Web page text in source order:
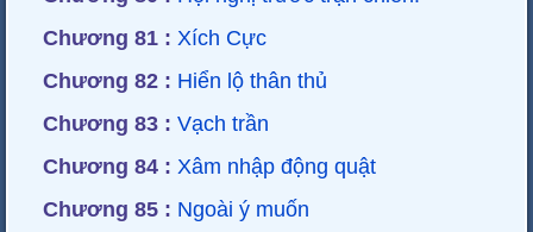
Chương 81 : Xích Cực
Chương 82 : Hiển lộ thân thủ
Chương 83 : Vạch trần
Chương 84 : Xâm nhập động quật
Chương 85 : Ngoài ý muốn